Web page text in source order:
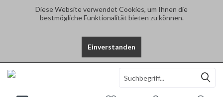
Diese Website verwendet Cookies, um Ihnen die
bestmögliche Funktionalität bieten zu können.
Einverstanden